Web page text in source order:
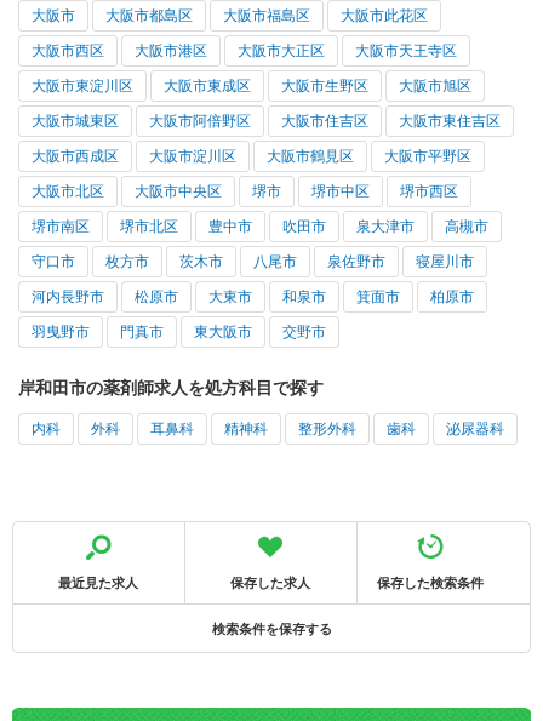
大阪市 大阪市都島区 大阪市福島区 大阪市此花区
大阪市西区 大阪市港区 大阪市大正区 大阪市天王寺区
大阪市東淀川区 大阪市東成区 大阪市生野区 大阪市旭区
大阪市城東区 大阪市阿倍野区 大阪市住吉区 大阪市東住吉区
大阪市西成区 大阪市淀川区 大阪市鶴見区 大阪市平野区
大阪市北区 大阪市中央区 堺市 堺市中区 堺市西区
堺市南区 堺市北区 豊中市 吹田市 泉大津市 高槻市
守口市 枚方市 茨木市 八尾市 泉佐野市 寝屋川市
河内長野市 松原市 大東市 和泉市 箕面市 柏原市
羽曳野市 門真市 東大阪市 交野市
岸和田市の薬剤師求人を処方科目で探す
内科 外科 耳鼻科 精神科 整形外科 歯科 泌尿器科
最近見た求人 保存した求人 保存した検索条件
検索条件を保存する